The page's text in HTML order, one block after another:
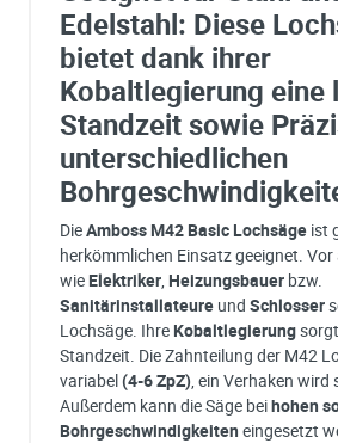
Edelstahl: Diese
bietet dank ihrer
Kobaltlegierung eine
Standzeit sowie
unterschiedlichen
DieAmboss M42 Basic Lochsäge ist
herkömmlichen Einsatz geeignet.
wie Elektriker Heizungsbauer bzw.
Sanitärinstallateure und Schlosser
Lochsäge. Ihre Kobaltlegierung
Standzeit. Die Zahnteilung der M42
variabel(4-6 ZpZ) , ein Verhaken wird
Außerdem kann die Säge beihohen
Bohrgeschwindigkeiten eingesetzt